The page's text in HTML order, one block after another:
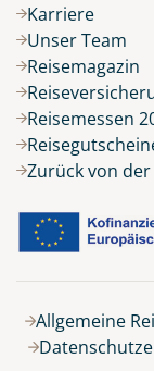
10 Tage
Belegung
Karriere
Unser Team
Reisemagazin
Reisemessen
Zurück von der
Allgemeine